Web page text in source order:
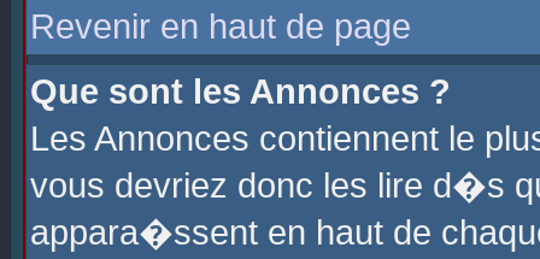
Revenir en haut de page
Que sont les Annonces ?
Les Annonces contiennent le
vous devriez donc les lire d�s
appara�ssent en haut de